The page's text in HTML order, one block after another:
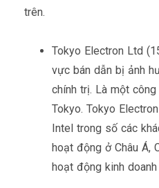
trên.
Tokyo Electron Ltd
vực bán dẫn bị ảnh
chính trị. Là một
Tokyo. Tokyo
Intel trong số các
hoạt động ở Châu Á,
hoạt động kinh doanh